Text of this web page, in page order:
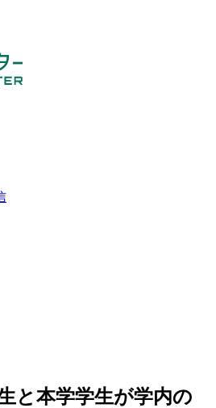
と本学学生が学内の